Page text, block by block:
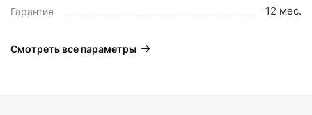
Гарантия 12 мес.
Смотреть все параметры